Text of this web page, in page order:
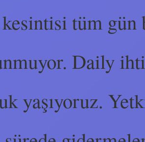
tüm gün
Daily
yaşıyoruz.